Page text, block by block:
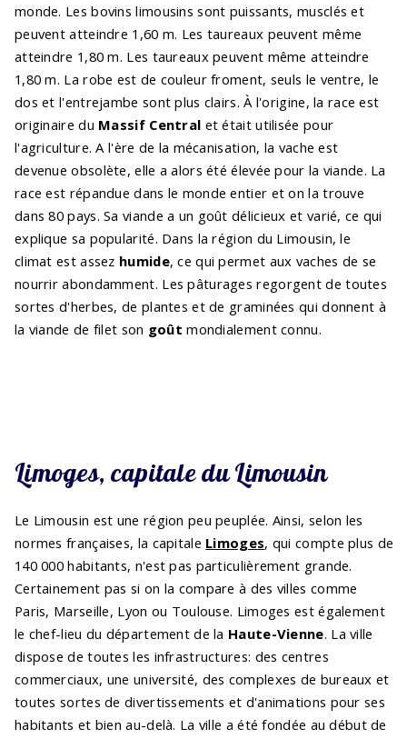
monde. Les bovins limousins sont puissants, musclés et
peuvent atteindre 1,60 m. Les taureaux peuvent même
atteindre 1,80 m. Les taureaux peuvent même atteindre
1,80 m. La robe est de couleur froment, seuls le ventre, le
dos et l'entrejambe sont plus clairs. À l'origine, la race est
originaire du Massif Central et était utilisée pour
l'agriculture. A l'ère de la mécanisation, la vache est
devenue obsolète, elle a alors été élevée pour la viande. La
race est répandue dans le monde entier et on la trouve
dans 80 pays. Sa viande a un goût délicieux et varié, ce qui
explique sa popularité. Dans la région du Limousin, le
climat est assez humide, ce qui permet aux vaches de se
nourrir abondamment. Les pâturages regorgent de toutes
sortes d'herbes, de plantes et de graminées qui donnent à
la viande de filet son goûtmondialement connu.
Limoges, capitale du Limousin
Le Limousin est une région peu peuplée. Ainsi, selon les
normes françaises, la capitale Limoges, qui compte plus de
140 000 habitants, n'est pas particulièrement grande.
Certainement pas si on la compare à des villes comme
Paris, Marseille, Lyon ou Toulouse. Limoges est également
le chef-lieu du département de la Haute-Vienne. La ville
dispose de toutes les infrastructures: des centres
commerciaux, une université, des complexes de bureaux et
toutes sortes de divertissements et d'animations pour ses
habitants et bien au-delà. La ville a été fondée au début de